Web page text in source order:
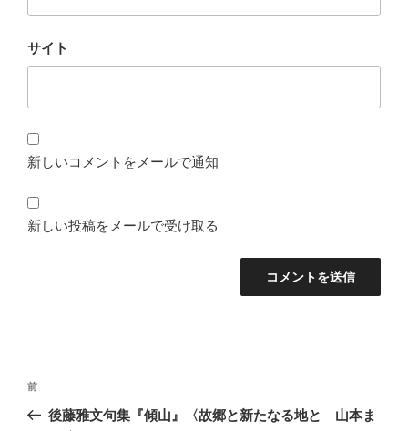
サイト
新しいコメントをメールで通知
新しい投稿をメールで受け取る
投
前
の
前
後藤雅文句集『傾山』〈故郷と新たなる地と 山本ま